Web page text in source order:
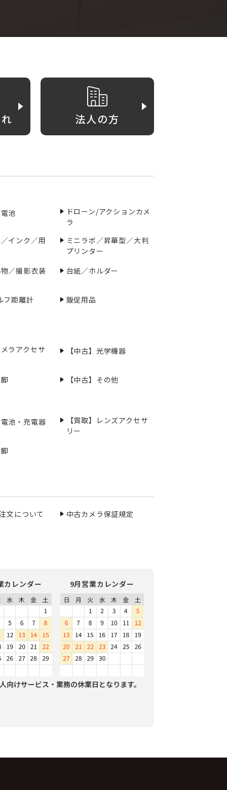
法人の方
池
ドローン/アクションカメ
ラ
インク／用
ミニラボ／昇華型／大判
プリンター
／撮影衣装
台紙／ホルダー
フ距離計 販促用品
ラアクセサ 【中古】光学機器
【中古】その他
池・充電器
【買取】レンズアクセサ
リー
文について 中古カメラ保証規定
カレンダー 9月営業カレンダー
向けサービス・業務の休業日となります。